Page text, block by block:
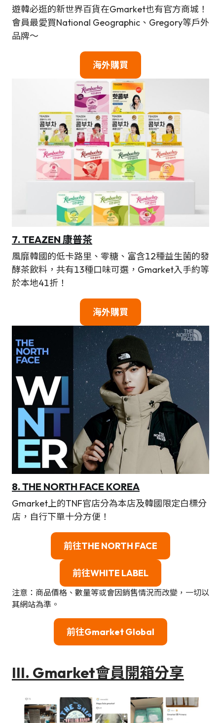
遊韓必逛的新世界百貨在Gmarket也有官方商城！
會員最愛買National Geographic、Gregory等戶外
品牌～
海外購買
7. TEAZEN 康普茶
風靡韓國的低卡路里、零糖、富含12種益生菌的發
酵茶飲料，共有13種口味可選，Gmarket入手約等
於本地41折！
海外購買
8. THE NORTH FACE KOREA
Gmarket上的TNF官店分為本店及韓國限定白標分
店，自行下單十分方便！
前往THE NORTH FACE
前往WHITE LABEL
注意：商品價格、數量等或會因銷售情況而改變，一切以
其網站為準。
前往Gmarket Global
III. Gmarket會員開箱分享